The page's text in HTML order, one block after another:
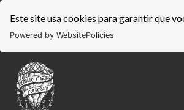
Este site usa cookies para garantir que
Powered by WebsitePolicies